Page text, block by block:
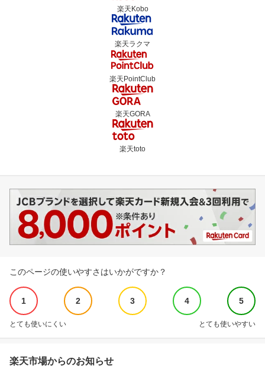
楽天Kobo
楽天ラクマ
楽天PointClub
楽天GORA
楽天toto
このページの使いやすさはいかがですか？
1 2 3 4 5
とても使いにくい とても使いやすい
楽天市場からのお知らせ